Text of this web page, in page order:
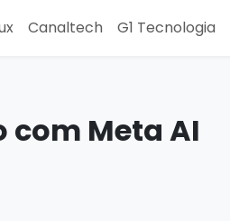
Canaltech G1 Tecnologia
Meta AI